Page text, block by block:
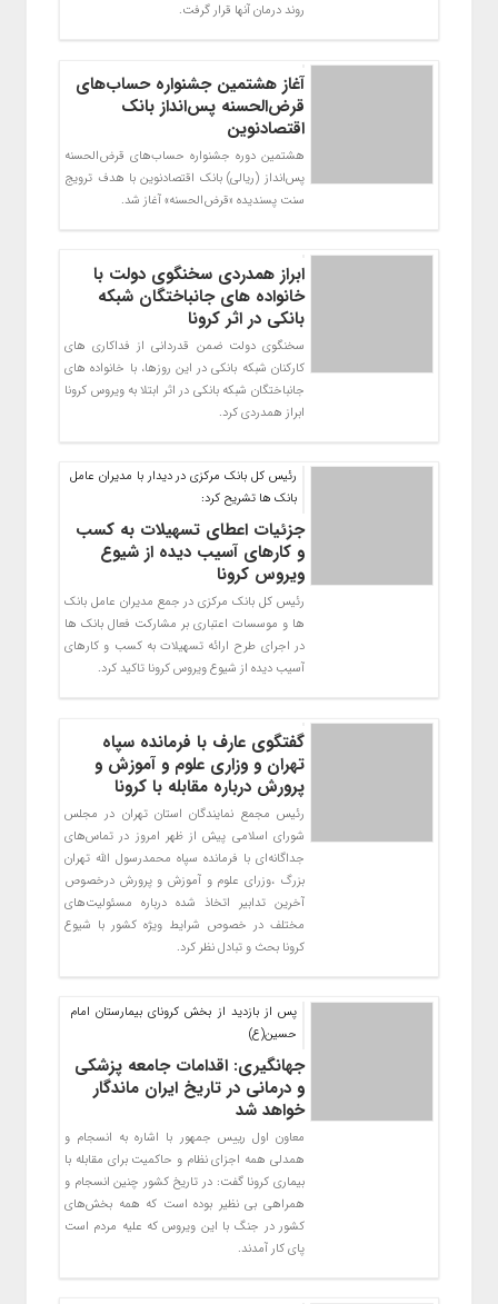
روند درمان آنها قرار گرفت.
آغاز هشتمین جشنواره حساب‌های
قرض‌الحسنه پس‌انداز بانک
اقتصادنوین
هشتمین دوره جشنواره حساب‌های قرض‌الحسنه
پس‌انداز (ریالی) بانک اقتصادنوین با هدف ترویج
سنت پسندیده «قرض‌الحسنه» آغاز شد.
ابراز همدردی سخنگوی دولت با
خانواده های جانباختگان شبکه
بانکی در اثر کرونا
سخنگوی دولت ضمن قدردانی از فداکاری های
کارکنان شبکه بانکی در این روزها، با خانواده های
جانباختگان شبکه بانکی در اثر ابتلا به ویروس کرونا
ابراز همدردی کرد.
رئیس کل بانک مرکزی در دیدار با مدیران عامل
بانک ها تشریح کرد:
جزئیات اعطای تسهیلات به کسب
و کارهای آسیب دیده از شیوع
ویروس کرونا
رئیس کل بانک مرکزی در جمع مدیران عامل بانک
ها و موسسات اعتباری بر مشارکت فعال بانک ها
در اجرای طرح ارائه تسهیلات به کسب و کارهای
آسیب دیده از شیوع ویروس کرونا تاکید کرد.
گفتگوی عارف با فرمانده سپاه
تهران و وزاری علوم و آموزش و
پرورش درباره مقابله با کرونا
رئیس مجمع نمایندگان استان تهران در مجلس
شورای اسلامی پیش از ظهر امروز در تماس‌های
جداگانه‌ای با فرمانده سپاه محمدرسول الله تهران
بزرگ ،وزرای علوم و آموزش و پرورش درخصوص
آخرین تدابیر اتخاذ شده درباره مسئولیت‌های
مختلف در خصوص شرایط ویژه کشور با شیوع
کرونا بحث و تبادل نظر کرد.
پس از بازدید از بخش کرونای بیمارستان امام
حسین(ع)
جهانگیری: اقدامات جامعه پزشکی
و درمانی در تاریخ ایران ماندگار
خواهد شد
معاون اول رییس جمهور با اشاره به انسجام و
همدلی همه اجزای نظام و حاکمیت برای مقابله با
بیماری کرونا گفت: در تاریخ کشور چنین انسجام و
همراهی بی نظیر بوده است که همه بخش‌های
کشور در جنگ با این ویروس که علیه مردم است
پای کار آمدند.